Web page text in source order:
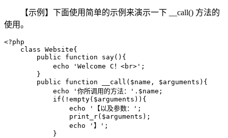
【示例】下面使用简单的示例来演示一下 __call() 方法的
使用。
<?php
    class Website{
        public function say(){
            echo 'Welcome C！<br>';
        }
        public function __call($name, $arguments){
            echo '你所调用的方法：'.$name;
            if(!empty($arguments)){
                echo '【以及参数：';
                print_r($arguments);
                echo '】';
            }